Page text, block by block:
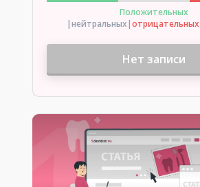
Положительных
|нейтральных|отрицательных
Нет записи